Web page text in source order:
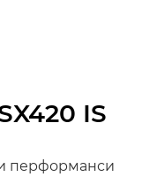
IS
перформанси